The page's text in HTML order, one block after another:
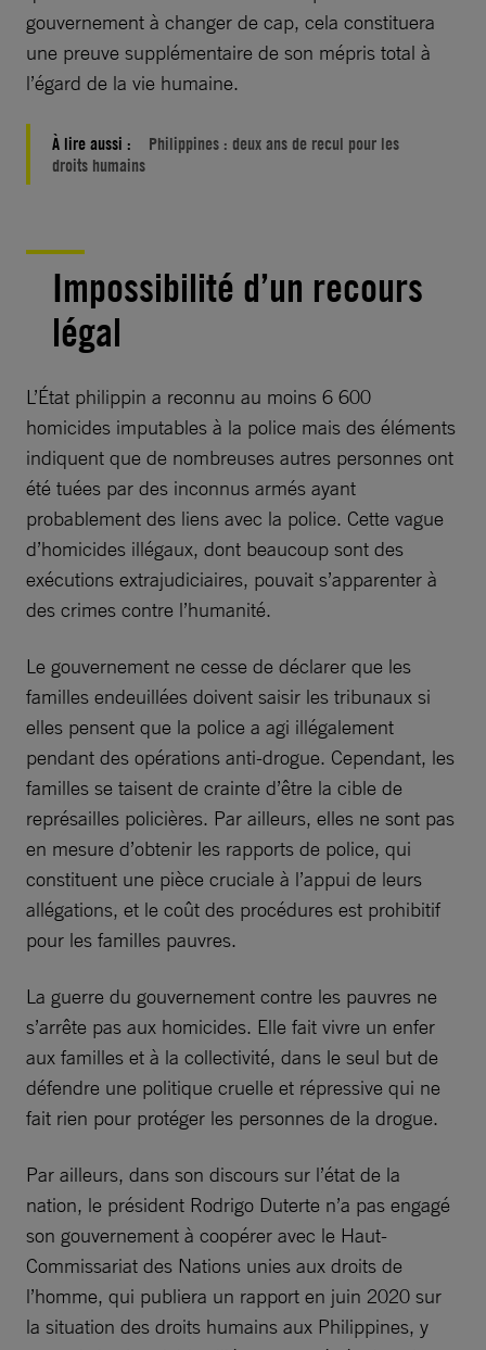
gouvernement à changer de cap, cela constituera
une preuve supplémentaire de son mépris total à
l’égard de la vie humaine.
À lire aussi :
Philippines : deux ans de recul pour les
droits humains
Impossibilité d’un recours
légal
L’État philippin a reconnu au moins 6 600
homicides imputables à la police mais des éléments
indiquent que de nombreuses autres personnes ont
été tuées par des inconnus armés ayant
probablement des liens avec la police. Cette vague
d’homicides illégaux, dont beaucoup sont des
exécutions extrajudiciaires, pouvait s’apparenter à
des crimes contre l’humanité.
Le gouvernement ne cesse de déclarer que les
familles endeuillées doivent saisir les tribunaux si
elles pensent que la police a agi illégalement
pendant des opérations anti-drogue. Cependant, les
familles se taisent de crainte d’être la cible de
représailles policières. Par ailleurs, elles ne sont pas
en mesure d’obtenir les rapports de police, qui
constituent une pièce cruciale à l’appui de leurs
allégations, et le coût des procédures est prohibitif
pour les familles pauvres.
La guerre du gouvernement contre les pauvres ne
s’arrête pas aux homicides. Elle fait vivre un enfer
aux familles et à la collectivité, dans le seul but de
défendre une politique cruelle et répressive qui ne
fait rien pour protéger les personnes de la drogue.
Par ailleurs, dans son discours sur l’état de la
nation, le président Rodrigo Duterte n’a pas engagé
son gouvernement à coopérer avec le Haut-
Commissariat des Nations unies aux droits de
l’homme, qui publiera un rapport en juin 2020 sur
la situation des droits humains aux Philippines, y